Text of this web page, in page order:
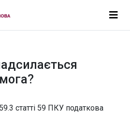
статті 59 ПКУ податкова